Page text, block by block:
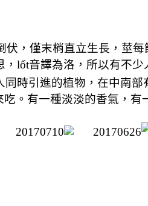
伏，僅末梢直立生長，莖
lốt音譯為洛，所以有不
時引進的植物，在中南
。有一種淡淡的香氣，